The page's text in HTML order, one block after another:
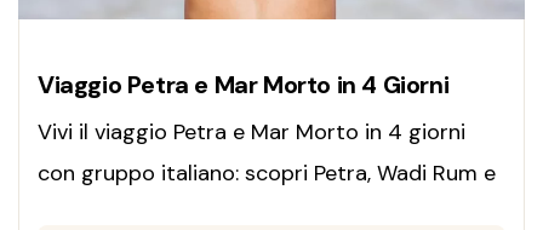
Viaggio Petra e Mar Morto in 4 Giorni
Vivi il viaggio Petra e Mar Morto in 4 giorni
con gruppo italiano: scopri Petra, Wadi Rum e